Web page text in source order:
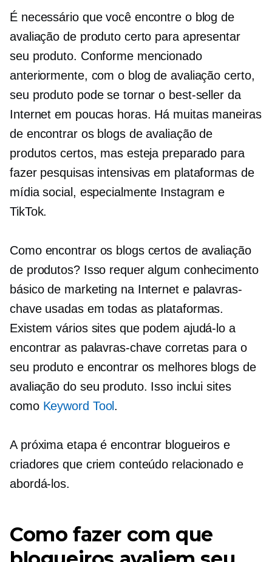
É necessário que você encontre o blog de
avaliação de produto certo para apresentar
seu produto. Conforme mencionado
anteriormente, com o blog de avaliação certo,
seu produto pode se tornar o best-seller da
Internet em poucas horas. Há muitas maneiras
de encontrar os blogs de avaliação de
produtos certos, mas esteja preparado para
fazer pesquisas intensivas em plataformas de
mídia social, especialmente Instagram e
TikTok.
Como encontrar os blogs certos de avaliação
de produtos? Isso requer algum conhecimento
básico de marketing na Internet e palavras-
chave usadas em todas as plataformas.
Existem vários sites que podem ajudá-lo a
encontrar as palavras-chave corretas para o
seu produto e encontrar os melhores blogs de
avaliação do seu produto. Isso inclui sites
como Keyword Tool.
A próxima etapa é encontrar blogueiros e
criadores que criem conteúdo relacionado e
abordá-los.
Como fazer com que